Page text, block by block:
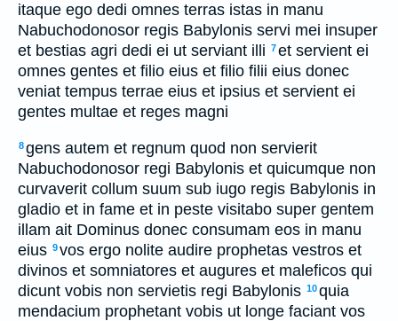
itaque ego dedi omnes terras istas in manu
Nabuchodonosor regis Babylonis servi mei insuper
et bestias agri dedi ei ut serviant illi 7et servient ei
omnes gentes et filio eius et filio filii eius donec
veniat tempus terrae eius et ipsius et servient ei
gentes multae et reges magni
8gens autem et regnum quod non servierit
Nabuchodonosor regi Babylonis et quicumque non
curvaverit collum suum sub iugo regis Babylonis in
gladio et in fame et in peste visitabo super gentem
illam ait Dominus donec consumam eos in manu
eius 9vos ergo nolite audire prophetas vestros et
divinos et somniatores et augures et maleficos qui
dicunt vobis non servietis regi Babylonis 10quia
mendacium prophetant vobis ut longe faciant vos